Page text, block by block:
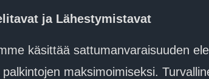
ja Lähestymistavat
käsittää sattumanvaraisuuden
maksimoimiseksi.